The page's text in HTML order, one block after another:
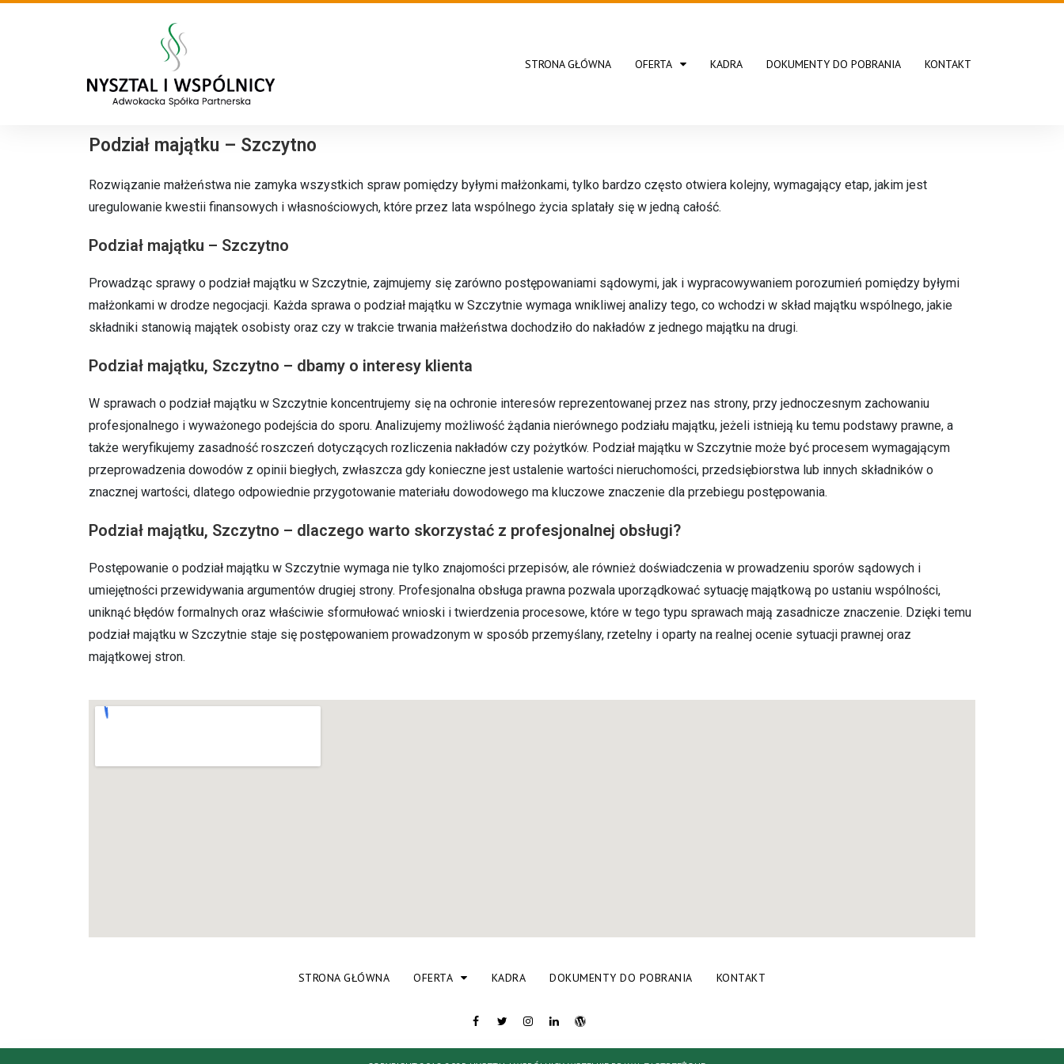
STRONA GŁÓWNA OFERTA KADRA DOKUMENTY DO POBRANIA KONTAKT
Podział majątku – Szczytno
Rozwiązanie małżeństwa nie zamyka wszystkich spraw pomiędzy byłymi małżonkami, tylko bardzo często otwiera kolejny, wymagający etap, jakim jest
uregulowanie kwestii finansowych i własnościowych, które przez lata wspólnego życia splatały się w jedną całość.
Podział majątku – Szczytno
Prowadząc sprawy o podział majątku w Szczytnie, zajmujemy się zarówno postępowaniami sądowymi, jak i wypracowywaniem porozumień pomiędzy byłymi
małżonkami w drodze negocjacji. Każda sprawa o podział majątku w Szczytnie wymaga wnikliwej analizy tego, co wchodzi w skład majątku wspólnego, jakie
składniki stanowią majątek osobisty oraz czy w trakcie trwania małżeństwa dochodziło do nakładów z jednego majątku na drugi.
Podział majątku, Szczytno – dbamy o interesy klienta
W sprawach o podział majątku w Szczytnie koncentrujemy się na ochronie interesów reprezentowanej przez nas strony, przy jednoczesnym zachowaniu
profesjonalnego i wyważonego podejścia do sporu. Analizujemy możliwość żądania nierównego podziału majątku, jeżeli istnieją ku temu podstawy prawne, a
także weryfikujemy zasadność roszczeń dotyczących rozliczenia nakładów czy pożytków. Podział majątku w Szczytnie może być procesem wymagającym
przeprowadzenia dowodów z opinii biegłych, zwłaszcza gdy konieczne jest ustalenie wartości nieruchomości, przedsiębiorstwa lub innych składników o
znacznej wartości, dlatego odpowiednie przygotowanie materiału dowodowego ma kluczowe znaczenie dla przebiegu postępowania.
Podział majątku, Szczytno – dlaczego warto skorzystać z profesjonalnej obsługi?
Postępowanie o podział majątku w Szczytnie wymaga nie tylko znajomości przepisów, ale również doświadczenia w prowadzeniu sporów sądowych i
umiejętności przewidywania argumentów drugiej strony. Profesjonalna obsługa prawna pozwala uporządkować sytuację majątkową po ustaniu wspólności,
uniknąć błędów formalnych oraz właściwie sformułować wnioski i twierdzenia procesowe, które w tego typu sprawach mają zasadnicze znaczenie. Dzięki temu
podział majątku w Szczytnie staje się postępowaniem prowadzonym w sposób przemyślany, rzetelny i oparty na realnej ocenie sytuacji prawnej oraz
majątkowej stron.
STRONA GŁÓWNA OFERTA KADRA DOKUMENTY DO POBRANIA KONTAKT